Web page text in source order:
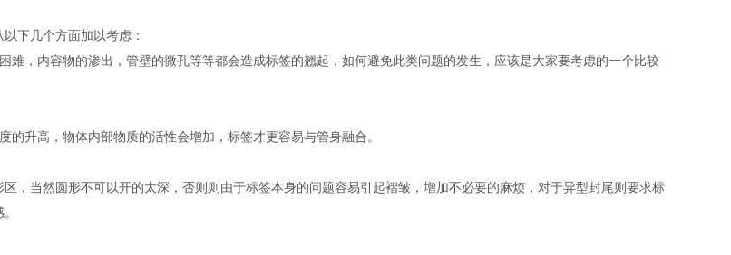
下几个方面加以考虑：
，内容物的渗出，管壁的微孔等等都会造成标签的翘起，如何避免此类问题的发生，应该是大家要考虑的一个比较
升高，物体内部物质的活性会增加，标签才更容易与管身融合。
当然圆形不可以开的太深，否则则由于标签本身的问题容易引起褶皱，增加不必要的麻烦，对于异型封尾则要求标